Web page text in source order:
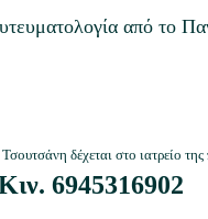
από το
δέχεται στο ιατρείο
6945316902